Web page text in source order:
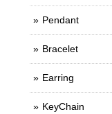
Pendant
Bracelet
Earring
KeyChain